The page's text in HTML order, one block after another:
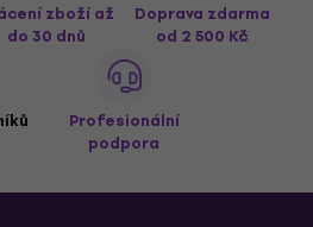
zboží až
do 30 dnů
Doprava zdarma
od 2 500 Kč
Profesionální
podpora